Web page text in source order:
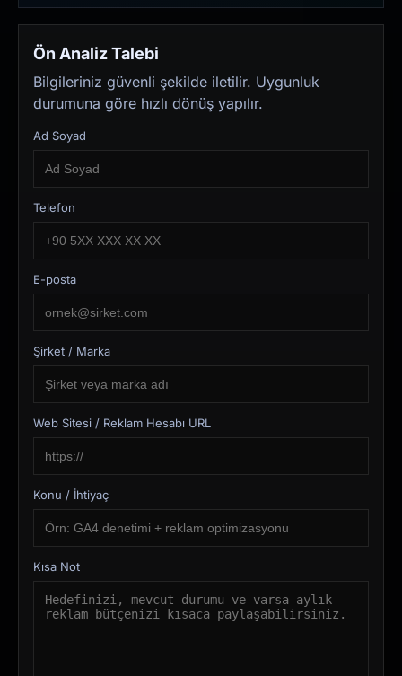
Ön Analiz Talebi
Bilgileriniz güvenli şekilde iletilir. Uygunluk
durumuna göre hızlı dönüş yapılır.
Ad Soyad
Telefon
E-posta
Şirket / Marka
Web Sitesi / Reklam Hesabı URL
Konu / İhtiyaç
Kısa Not